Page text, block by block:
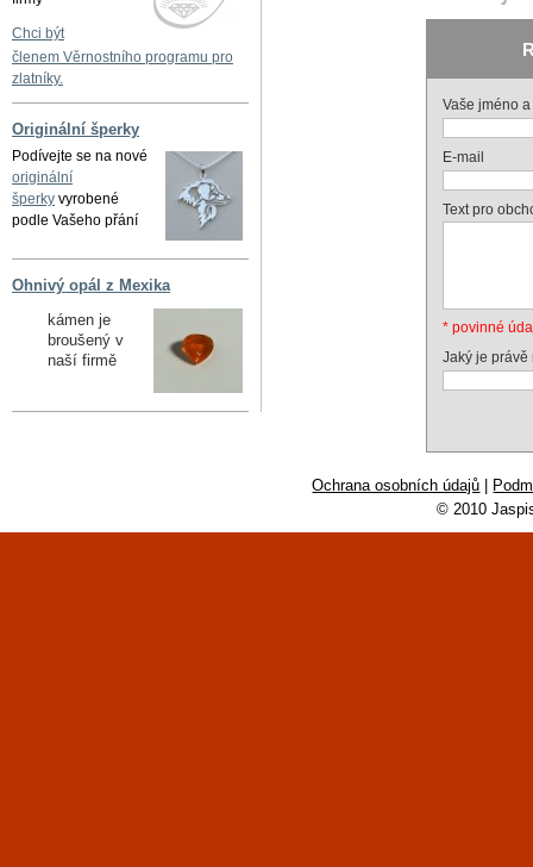
Chci být
členem Věrnostního programu pro
zlatníky.
Originální šperky
Podívejte se na nové
originální
šperky vyrobené
podle Vašeho přání
Ohnivý opál z Mexika
kámen je
broušený v
naší firmě
Vaše jméno
E-mail
Text pro
* povinné
Jaký je právě
Ochrana osobních údajů |
© 2010